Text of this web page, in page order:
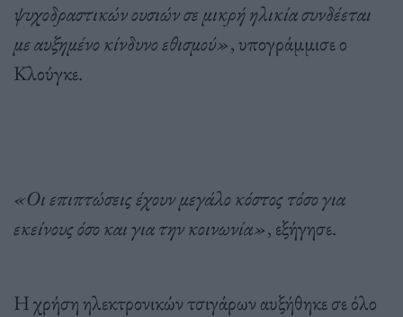
ψυχοδραστικών ουσιών σε μικρή ηλικία συνδέεται
με αυξημένο κίνδυνο εθισμού», υπογράμμισε ο
Κλούγκε.
«Οι επιπτώσεις έχουν μεγάλο κόστος τόσο για
εκείνους όσο και για την κοινωνία», εξήγησε.
Η χρήση ηλεκτρονικών τσιγάρων αυξήθηκε σε όλο